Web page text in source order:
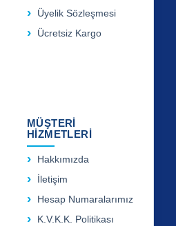
Üyelik Sözleşmesi
Ücretsiz Kargo
MÜŞTERİ
HİZMETLERİ
Hakkımızda
İletişim
Hesap Numaralarımız
K.V.K.K. Politikası